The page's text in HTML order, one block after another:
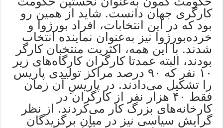
کارگری جهان دانست. شاید از همین رو
بود که در این انتخابات، افراد بورژوا و
خرده‌بورژوا نیز به‌عنوان نماینده انتخاب
شدند. با این همه، اکثریت منتخبان کارگر
بودند، البته عمدتا کارگران کارگاه‌های زیر
۱۰ نفر که ۹۰ درصد مراکز تولیدی پاریس
را تشکیل می‌دادند. در پاریسِ آن زمان
فقط ۴۰ هزار نفر از کارگران در
کارخانه‌های بزرگ کار می‌کردند. از نظر
گرایش سیاسی نیز در میان برگزیدگان